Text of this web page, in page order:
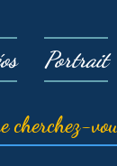
Portrait